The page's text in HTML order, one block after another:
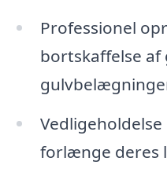
Professionel
bortskaffelse af
forlænge deres